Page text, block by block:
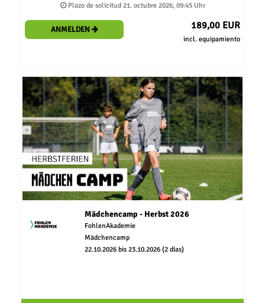
Plazo de solicitud 21. octubre 2026, 09:45 Uhr
ANMELDEN 189,00 EUR
incl. equipamiento
Mädchencamp - Herbst 2026
FohlenAkademie
Mädchencamp
22.10.2026 bis 23.10.2026 (2 días)